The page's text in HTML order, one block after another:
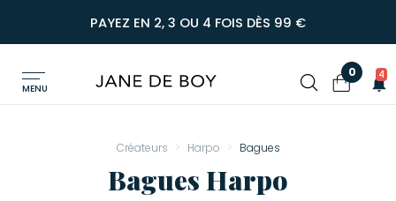
PAYEZ EN 2, 3 OU 4 FOIS DÈS 99 €
MENU
0 4
Créateurs Harpo Bagues
Bagues Harpo